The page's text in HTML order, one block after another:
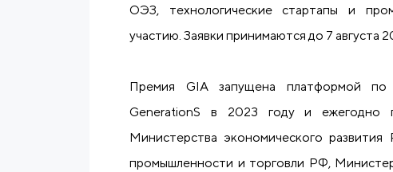
ОЭЗ, технологические стартапы и
участию. Заявки принимаются до 7 августа
Премия GIA запущена платформой по
GenerationS в 2023 году и ежегодно
Министерства экономического
промышленности и торговли РФ,